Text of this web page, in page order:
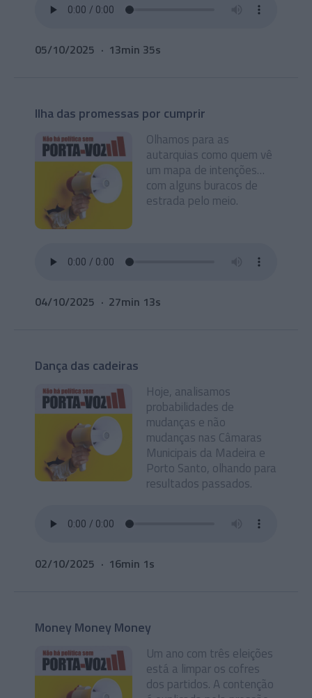
05/10/2025 13min 35s
Ilha das promessas por cumprir
Olhamos para as
autarquias como quem vê
um mapa de intenções…
com alguns buracos de
estrada pelo meio.
04/10/2025 27min 13s
Dança das cadeiras
Hoje, analisamos
probabilidades de
mudanças e não
mudanças nas Câmaras
Municipais da Madeira e
Porto Santo, olhando para
resultados passados.
02/10/2025 16min 1s
Money Money Money
Um ano com três eleições
está a limpar os cofres
dos partidos. A contenção